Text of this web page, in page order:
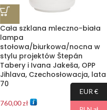
Cała szklana mleczno-biała
lampa
stołowa/biurkowa/nocna w
stylu projektów Štepán
Tabery i Ivana Jakeša, OPP
Jihlava, Czechosłowacja, lata
70
760,00zł
EUR €